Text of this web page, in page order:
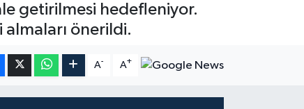
getirilmesi hedefleniyor.
almaları önerildi.
A- A+